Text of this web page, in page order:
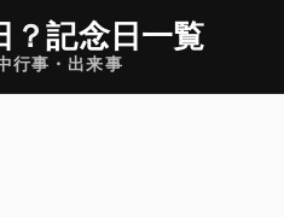
？記念日一覧
行事・出来事